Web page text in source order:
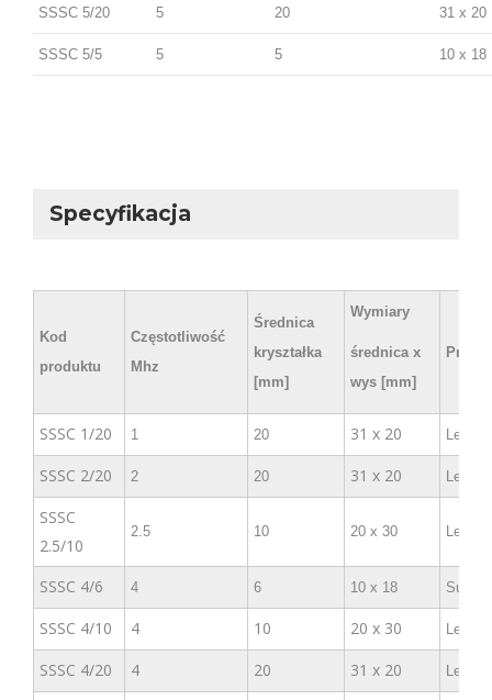
SSSC 5/20 5 20 31 x 20
SSSC 5/5 5 5 10 x 18
Specyfikacja
Kod
produktu
Częstotliwość
Mhz
Średnica
kryształka
[mm]
Wymiary
średnica x
wys [mm]
SSSC 1/20 1 20 31 x 20 Lemo
SSSC 2/20 2 20 31 x 20 Lemo
SSSC
2.5/10
2.5 10 20 x 30 Lemo
SSSC 4/6 4 6 10 x 18 Subvis
SSSC 4/10 4 10 20 x 30 Lemo
SSSC 4/20 4 20 31 x 20 Lemo